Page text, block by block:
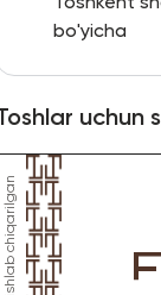
bo'yicha
Toshlar uchun